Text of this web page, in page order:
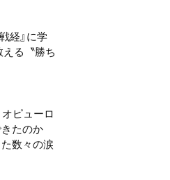
経』に学
る〝勝ち
オピューロ
たのか
数々の涙